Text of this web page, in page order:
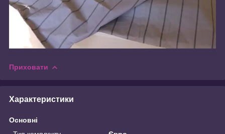
Приховати
Характеристики
Основні